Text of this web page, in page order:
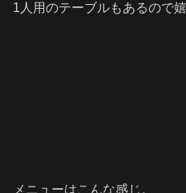
1人用のテーブルもあるので
メニューはこんな感じ。